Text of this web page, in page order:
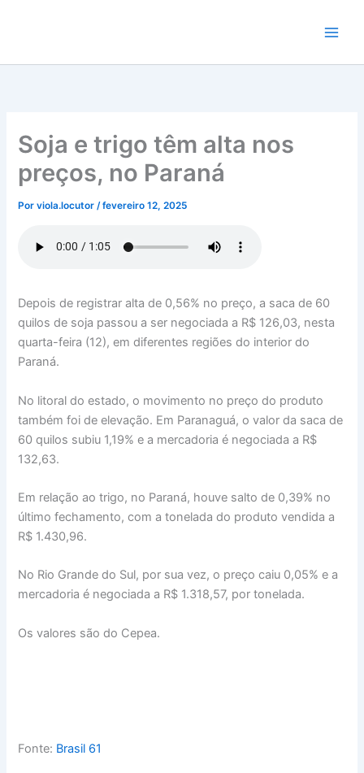
conteúdo
Soja e trigo têm alta nos
preços, no Paraná
Porviola.locutor/fevereiro 12, 2025
Depois de registrar alta de 0,56% no preço, a saca de 60
quilos de soja passou a ser negociada a R$ 126,03, nesta
quarta-feira (12), em diferentes regiões do interior do
Paraná.
No litoral do estado, o movimento no preço do produto
também foi de elevação. Em Paranaguá, o valor da saca de
60 quilos subiu 1,19% e a mercadoria é negociada a R$
132,63.
Em relação ao trigo, no Paraná, houve salto de 0,39% no
último fechamento, com a tonelada do produto vendida a
R$ 1.430,96.
No Rio Grande do Sul, por sua vez, o preço caiu 0,05% e a
mercadoria é negociada a R$ 1.318,57, por tonelada.
Os valores são do Cepea.
Fonte: Brasil 61